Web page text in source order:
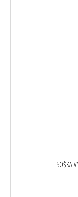
SOŠKA